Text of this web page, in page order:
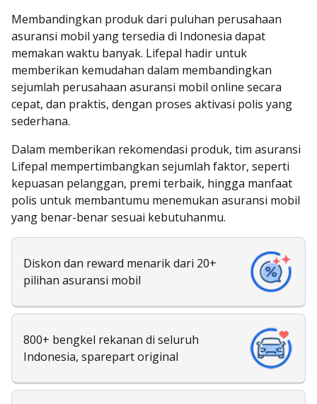
Membandingkan produk dari puluhan perusahaan
asuransi mobil yang tersedia di Indonesia dapat
memakan waktu banyak. Lifepal hadir untuk
memberikan kemudahan dalam membandingkan
sejumlah perusahaan asuransi mobil online secara
cepat, dan praktis, dengan proses aktivasi polis yang
sederhana.
Dalam memberikan rekomendasi produk, tim asuransi
Lifepal mempertimbangkan sejumlah faktor, seperti
kepuasan pelanggan, premi terbaik, hingga manfaat
polis untuk membantumu menemukan asuransi mobil
yang benar-benar sesuai kebutuhanmu.
Diskon dan reward menarik dari 20+
pilihan asuransi mobil
800+ bengkel rekanan di seluruh
Indonesia, sparepart original